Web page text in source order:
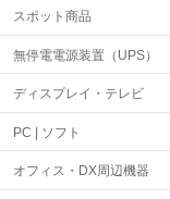
スポット商品
無停電電源装置（UPS）
ディスプレイ・テレビ
PC | ソフト
オフィス・DX周辺機器